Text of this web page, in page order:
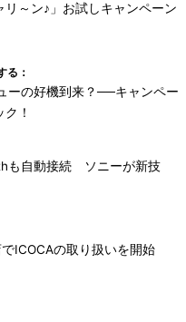
リ～ン♪」お試しキャンペーン
る：
ーの好機到来？──キャンペー
！
も自動接続 ソニーが新技
ICOCAの取り扱いを開始